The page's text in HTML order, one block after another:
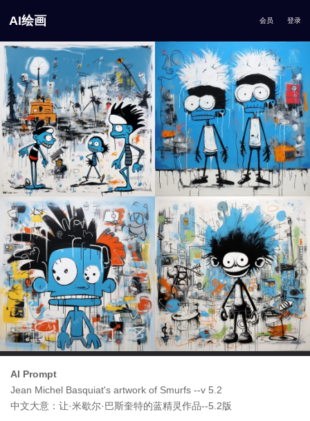
AI绘画 会员 登录
AI Prompt
Jean Michel Basquiat's artwork of Smurfs --v 5.2
中文大意：让·米歇尔·巴斯奎特的蓝精灵作品--5.2版